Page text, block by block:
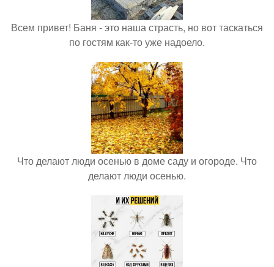
Всем привет! Баня - это наша страсть, но вот таскаться
по гостям как-то уже надоело.
Что делают люди осенью в доме саду и огороде. Что
делают люди осенью.